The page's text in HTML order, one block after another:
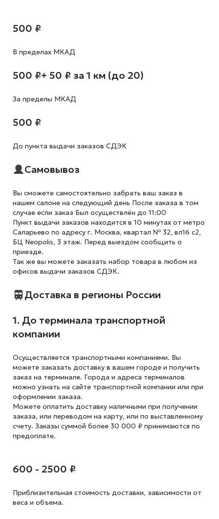
500 ₽
В пределах МКАД
500 ₽+ 50 ₽ за 1 км (до 20)
За пределы МКАД
500 ₽
До пункта выдачи заказов СДЭК
Самовывоз
Вы сможете самостоятельно забрать ваш заказ в
нашем салоне на следующий день После заказа в том
случае если заказ Был осуществлён до 11:00
Пункт выдачи заказов находится в 10 минутах от метро
Саларьево по адресу г. Москва, квартал № 32, вл16 с2,
БЦ Neopolis, 3 этаж. Перед выездом сообщить о
приезде.
Так же вы можете заказать набор товара в любом из
офисов выдачи заказов СДЭК.
Доставка в регионы России
1. До терминала транспортной
компании
Осуществляется транспортными компаниями. Вы
можете заказать доставку в вашем городе и получить
заказ на терминале. Города и адреса терминалов
можно узнать на сайте транспортной компании или при
оформлении заказа.
Можете оплатить доставку наличными при получении
заказа, или переводом на карту, или по выставленному
счету. Заказы суммой более 30 000 ₽ принимаются по
предоплате.
600 - 2500 ₽
Приблизительная стоимость доставки, зависимости от
веса и объема.